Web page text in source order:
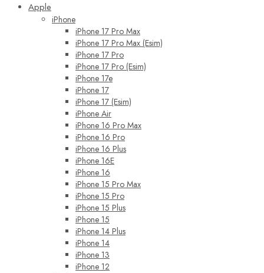
Apple
iPhone
iPhone 17 Pro Max
iPhone 17 Pro Max (Esim)
iPhone 17 Pro
iPhone 17 Pro (Esim)
iPhone 17e
iPhone 17
iPhone 17 (Esim)
iPhone Air
iPhone 16 Pro Max
iPhone 16 Pro
iPhone 16 Plus
iPhone 16E
iPhone 16
iPhone 15 Pro Max
iPhone 15 Pro
iPhone 15 Plus
iPhone 15
iPhone 14 Plus
iPhone 14
iPhone 13
iPhone 12